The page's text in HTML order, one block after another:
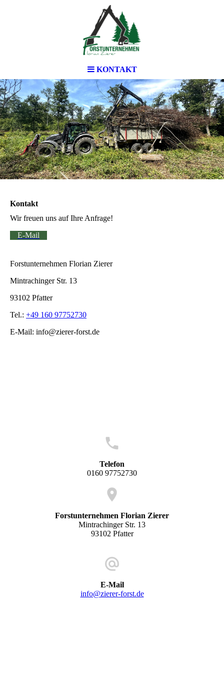
KONTAKT
.
Kontakt
Wir freuen uns auf Ihre Anfrage!
E-Mail
Forstunternehmen Florian Zierer
Mintrachinger Str. 13
93102 Pfatter
Tel.: +49 160 97752730
E-Mail: info@zierer-forst.de
Telefon
0160 97752730
Forstunternehmen Florian Zierer
Mintrachinger Str. 13
93102 Pfatter
E-Mail
info@zierer-forst.de